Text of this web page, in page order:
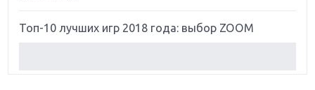
Топ-10 лучших игр 2018 года: выбор ZOOM